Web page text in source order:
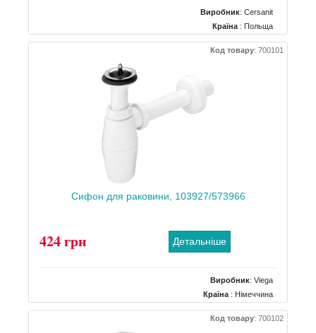
Виробник: Cersanit
Країна : Польща
Колір: Білий
Тип: Полупьедестал
Код товару: 700101
Сифон для раковини, 103927/573966
424 грн Детальніше
Виробник: Viega
Країна : Німеччина
Тип: для раковини
Матеріал: пластик
Код товару: 700102